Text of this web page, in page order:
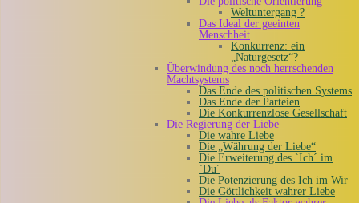
Weltuntergang ?
Das Ideal der geeinten
Menschheit
Konkurrenz: ein
„Naturgesetz“?
Überwindung des noch herrschenden
Machtsystems
Das Ende des politischen Systems
Das Ende der Parteien
Die Konkurrenzlose Gesellschaft
Die Regierung der Liebe
Die wahre Liebe
Die „Währung der Liebe“
Die Erweiterung des `Ich´ im
`Du´
Die Potenzierung des Ich im Wir
Die Göttlichkeit wahrer Liebe